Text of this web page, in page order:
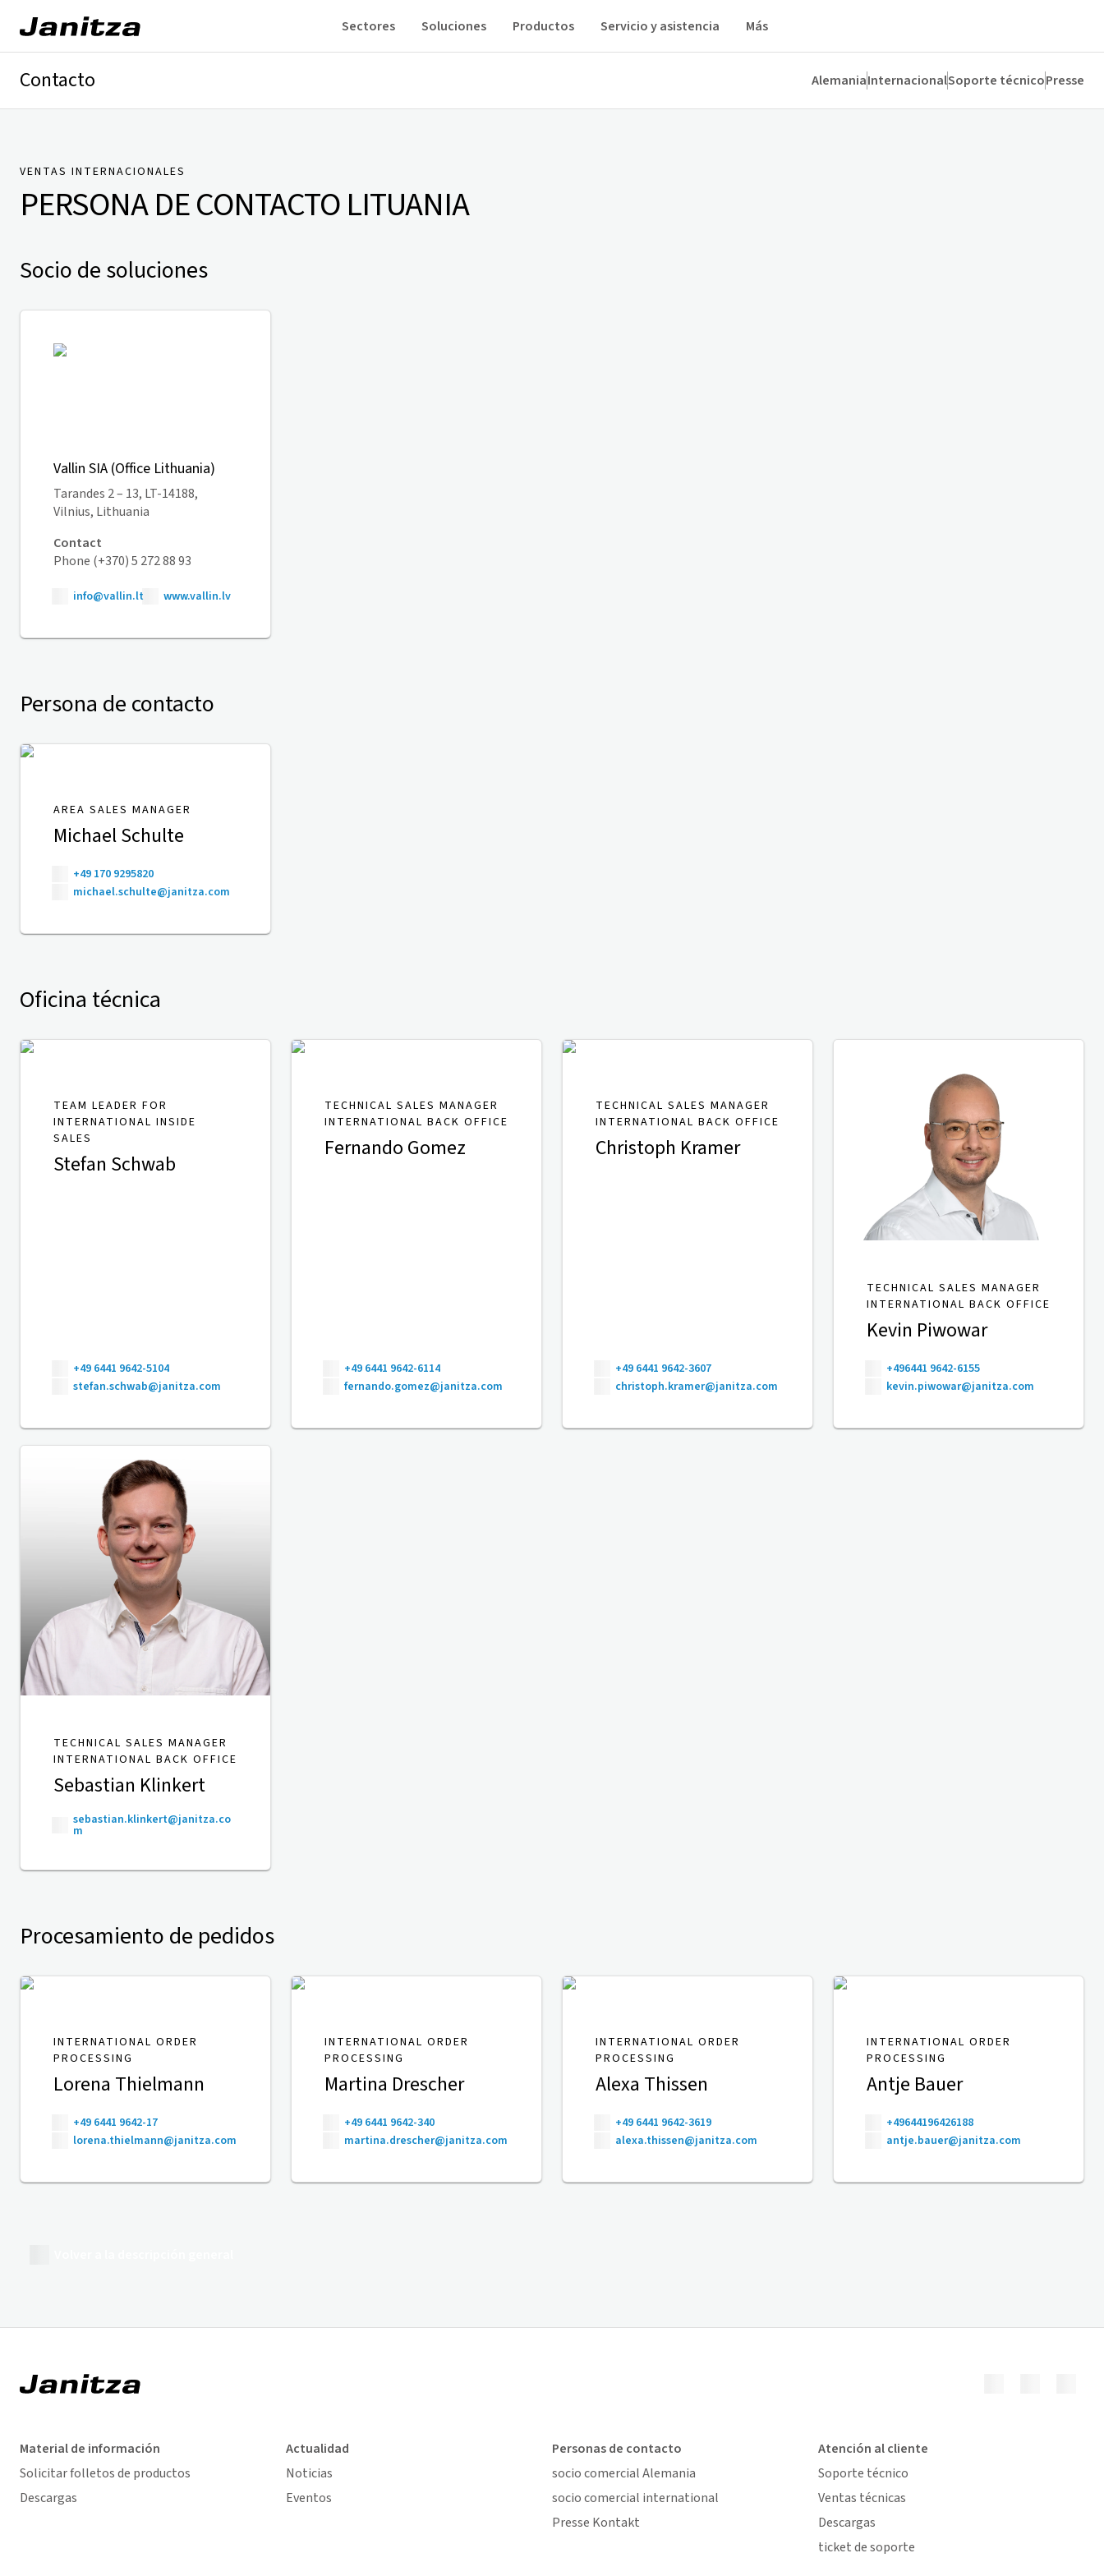
Sectores Soluciones Productos Servicio y asistencia Más
Contacto AlemaniaInternacionalSoporte técnicoPresse
VENTAS INTERNACIONALES
PERSONA DE CONTACTOLITUANIA
Socio de soluciones
Vallin SIA (Office Lithuania)
Tarandes 2 – 13, LT-14188,
Vilnius, Lithuania
Contact
Phone (+370) 5 272 88 93
info@vallin.lt www.vallin.lv
Persona de contacto
AREA SALES MANAGER
Michael Schulte
+49 170 9295820
michael.schulte@janitza.com
Oficina técnica
TEAM LEADER FOR
INTERNATIONAL INSIDE
SALES
Stefan Schwab
+49 6441 9642-5104
stefan.schwab@janitza.com
TECHNICAL SALES MANAGER
INTERNATIONAL BACK OFFICE
Fernando Gomez
+49 6441 9642-6114
fernando.gomez@janitza.com
TECHNICAL SALES MANAGER
INTERNATIONAL BACK OFFICE
Christoph Kramer
+49 6441 9642-3607
christoph.kramer@janitza.com
TECHNICAL SALES MANAGER
INTERNATIONAL BACK OFFICE
Kevin Piwowar
+496441 9642-6155
kevin.piwowar@janitza.com
TECHNICAL SALES MANAGER
INTERNATIONAL BACK OFFICE
Sebastian Klinkert
sebastian.klinkert@janitza.co
m
Procesamiento de pedidos
INTERNATIONAL ORDER
PROCESSING
Lorena Thielmann
+49 6441 9642-17
lorena.thielmann@janitza.com
INTERNATIONAL ORDER
PROCESSING
Martina Drescher
+49 6441 9642-340
martina.drescher@janitza.com
INTERNATIONAL ORDER
PROCESSING
Alexa Thissen
+49 6441 9642-3619
alexa.thissen@janitza.com
INTERNATIONAL ORDER
PROCESSING
Antje Bauer
+49644196426188
antje.bauer@janitza.com
Material de información
Solicitar folletos de productos
Descargas
Actualidad
Noticias
Eventos
Personas de contacto
socio comercial Alemania
socio comercial international
Presse Kontakt
Atención al cliente
Soporte técnico
Ventas técnicas
Descargas
ticket de soporte